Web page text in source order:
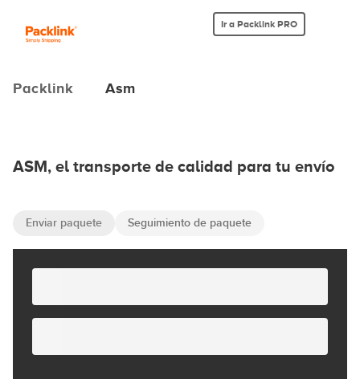
Ir a Packlink PRO
Packlink Asm
ASM, el transporte de calidad para tu envío
Enviar paquete Seguimiento de paquete